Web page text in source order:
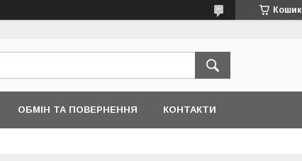
Кошик
ОБМІН ТА ПОВЕРНЕННЯ КОНТАКТИ